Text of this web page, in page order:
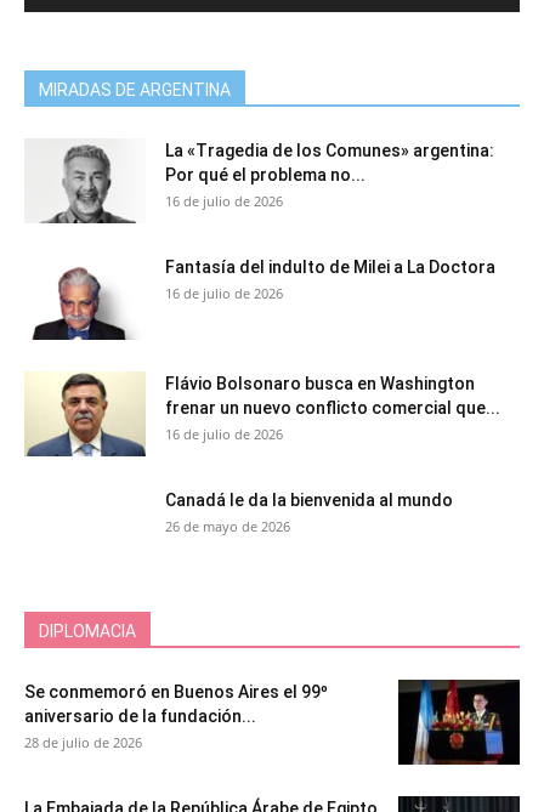
MIRADAS DE ARGENTINA
La «Tragedia de los Comunes» argentina:
Por qué el problema no...
16 de julio de 2026
Fantasía del indulto de Milei a La Doctora
16 de julio de 2026
Flávio Bolsonaro busca en Washington
frenar un nuevo conflicto comercial que...
16 de julio de 2026
Canadá le da la bienvenida al mundo
26 de mayo de 2026
DIPLOMACIA
Se conmemoró en Buenos Aires el 99º
aniversario de la fundación...
28 de julio de 2026